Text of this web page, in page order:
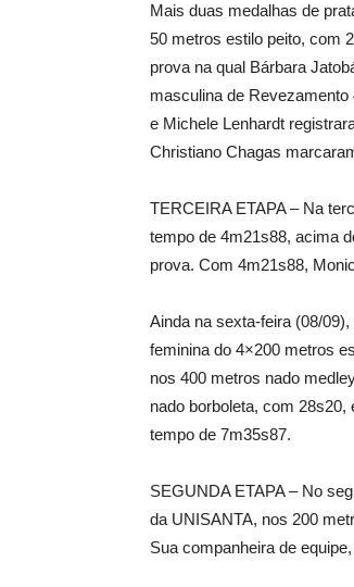
Mais duas medalhas de
50 metros estilo peito, com
prova na qual Bárbara
masculina de
e Michele Lenhardt
Christiano Chagas
TERCEIRA ETAPA – Na
tempo de 4m21s88, acima
prova. Com 4m21s88,
Ainda na sexta-feira (08/
feminina do 4×200 metros
nos 400 metros nado
nado borboleta, com
tempo de 7m35s87.
SEGUNDA ETAPA – No
da UNISANTA, nos 200
Sua companheira de